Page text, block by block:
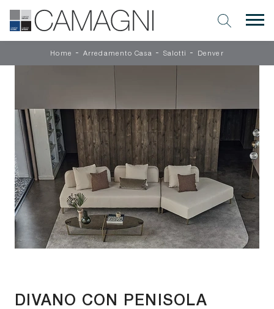
Home - Arredamento Casa - Salotti - Denver
DIVANO CON PENISOLA